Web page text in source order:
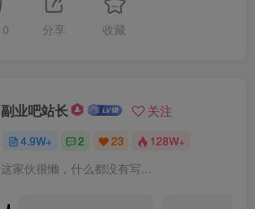
0 分享 收藏
副业吧站长 关注
4.9W+ 2 23 128W+
这家伙很懒，什么都没有写...